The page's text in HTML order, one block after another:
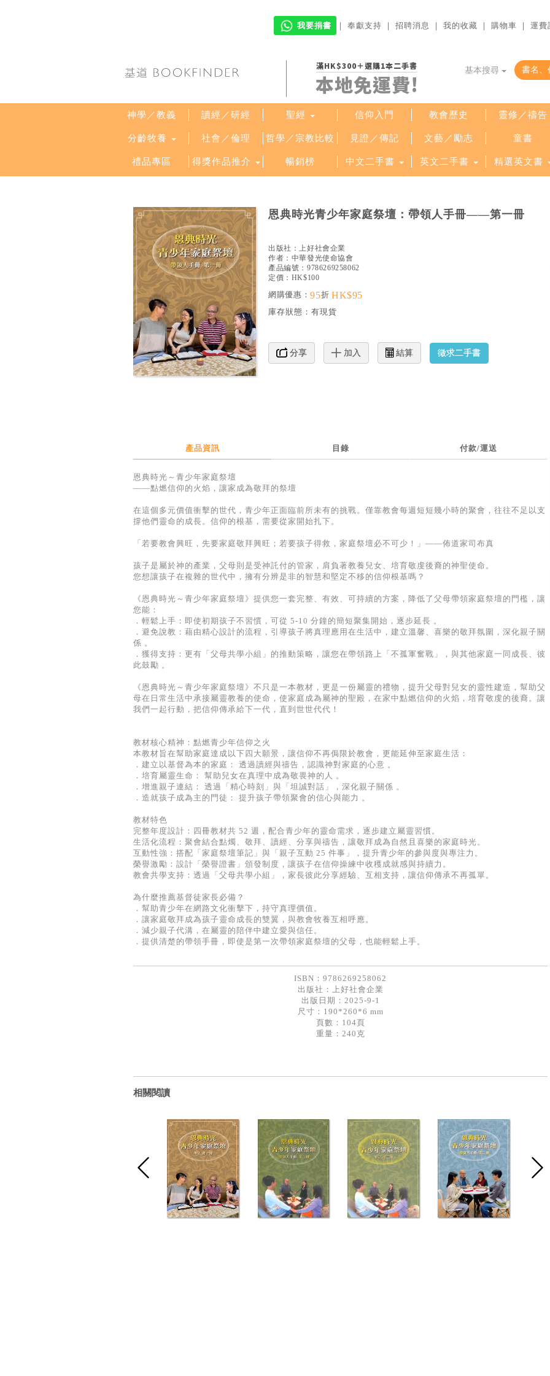
我要捐書 ｜ 奉獻支持 ｜ 招聘消息 ｜ 我的收藏 ｜ 購物車 ｜ 運費
滿HK$300＋選購1本二手書
本地免運費!
基本搜尋
神學／教義 讀經／研經 聖經 信仰入門 教會歷史 靈修／禱告
分齡牧養 社會／倫理 哲學／宗教比較 見證／傳記 文藝／勵志 童書
禮品專區 得獎作品推介 暢銷榜 中文二手書 英文二手書 精選英文書
恩典時光青少年家庭祭壇：帶領人手冊——第一冊
出版社：上好社會企業
作者： 中華發光使命協會
產品編號： 9786269258062
定價：HK$100
網購優惠：95折 HK$95
庫存狀態： 有現貨
分享 加入 結算 徵求二手書
產品資訊 目錄 付款/運送
恩典時光～青少年家庭祭壇
——點燃信仰的火焰，讓家成為敬拜的祭壇
在這個多元價值衝擊的世代，青少年正面臨前所未有的挑戰。僅靠教會每週短短幾小時的聚會，往往不足以支
撐他們靈命的成長。信仰的根基，需要從家開始扎下。
「若要教會興旺，先要家庭敬拜興旺；若要孩子得救，家庭祭壇必不可少！」——佈道家司布真
孩子是屬於神的產業，父母則是受神託付的管家，肩負著教養兒女、培育敬虔後裔的神聖使命。
您想讓孩子在複雜的世代中，擁有分辨是非的智慧和堅定不移的信仰根基嗎？
《恩典時光～青少年家庭祭壇》提供您一套完整、有效、可持續的方案，降低了父母帶領家庭祭壇的門檻，讓
您能：
．輕鬆上手：即使初期孩子不習慣，可從 5-10 分鐘的簡短聚集開始，逐步延長 。
．避免說教：藉由精心設計的流程，引導孩子將真理應用在生活中，建立溫馨、喜樂的敬拜氛圍，深化親子關
係 。
．獲得支持：更有「父母共學小組」的推動策略，讓您在帶領路上「不孤軍奮戰」，與其他家庭一同成長、彼
此鼓勵 。
《恩典時光～青少年家庭祭壇》不只是一本教材，更是一份屬靈的禮物，提升父母對兒女的靈性建造，幫助父
母在日常生活中承接屬靈教養的使命，使家庭成為屬神的聖殿，在家中點燃信仰的火焰，培育敬虔的後裔。讓
我們一起行動，把信仰傳承給下一代，直到世世代代！
教材核心精神：點燃青少年信仰之火
本教材旨在幫助家庭達成以下四大願景，讓信仰不再侷限於教會，更能延伸至家庭生活：
．建立以基督為本的家庭： 透過讀經與禱告，認識神對家庭的心意 。
．培育屬靈生命： 幫助兒女在真理中成為敬畏神的人 。
．增進親子連結： 透過「精心時刻」與「坦誠對話」，深化親子關係 。
．造就孩子成為主的門徒： 提升孩子帶領聚會的信心與能力 。
教材特色
完整年度設計：四冊教材共 52 週，配合青少年的靈命需求，逐步建立屬靈習慣。
生活化流程：聚會結合點燭、敬拜、讀經、分享與禱告，讓敬拜成為自然且喜樂的家庭時光。
互動性強：搭配「家庭祭壇筆記」與「親子互動 25 件事」，提升青少年的參與度與專注力。
榮譽激勵：設計「榮譽證書」頒發制度，讓孩子在信仰操練中收穫成就感與持續力。
教會共學支持：透過「父母共學小組」，家長彼此分享經驗、互相支持，讓信仰傳承不再孤單。
為什麼推薦基督徒家長必備？
．幫助青少年在網路文化衝擊下，持守真理價值。
．讓家庭敬拜成為孩子靈命成長的雙翼，與教會牧養互相呼應。
．減少親子代溝，在屬靈的陪伴中建立愛與信任。
．提供清楚的帶領手冊，即使是第一次帶領家庭祭壇的父母，也能輕鬆上手。
ISBN：9786269258062
出版社： 上好社會企業
出版日期：2025-9-1
尺寸：190*260*6 mm
頁數：104頁
重量：240克
相關閱讀